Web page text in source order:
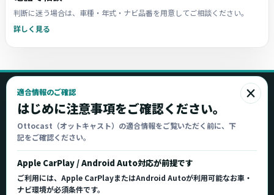
判断に迷う場合は、車種・年式・ナビ品番を用意してご相談ください。
詳しく見る
×
適合情報のご確認
はじめに注意事項をご確認ください。
Ottocast（オットキャスト）の適合情報をご覧いただく前に、下
記をご確認ください。
Apple CarPlay / Android Auto対応が前提です
ご利用には、Apple CarPlayまたはAndroid Autoが利用可能なお車・
ナビ環境が必須条件です。
Ottocast
オットキャスト
Ottocast正規販売代理店 Azgate株式会社
Ottocast（オットキャスト）の製品情報、車種適
合、サポート情報を日本国内向けに整理してご案内し
ます。